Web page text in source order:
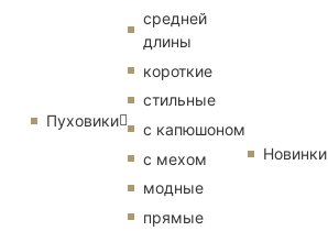
Пуховики
средней
длины
короткие
стильные
с капюшоном
с мехом
модные
прямые
Новинки